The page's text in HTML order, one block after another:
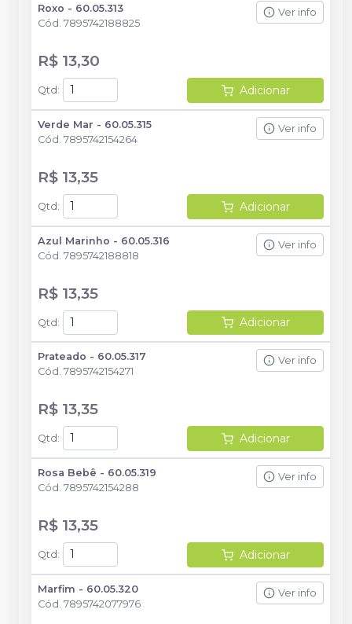
Roxo - 60.05.313
Cód. 7895742188825
Ver info
R$ 13,30
Qtd : Adicionar
Verde Mar - 60.05.315
Cód. 7895742154264
Ver info
R$ 13,35
Qtd: Adicionar
Azul Marinho - 60.05.316
Cód. 7895742188818
Ver info
R$ 13,35
Qtd: Adicionar
Prateado - 60.05.317
Cód. 7895742154271
Ver info
R$ 13,35
Qtd : Adicionar
Rosa Bebê - 60.05.319
Cód. 7895742154288
Ver info
R$ 13,35
Qtd : Adicionar
Marfim - 60.05.320
Cód. 7895742077976
Ver info